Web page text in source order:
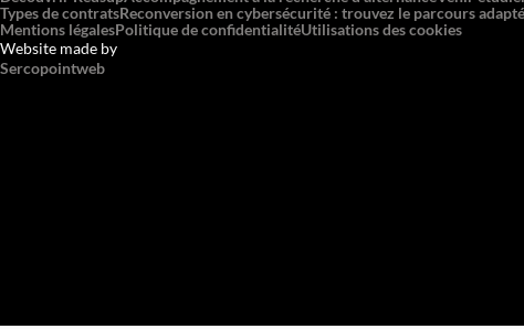
Types de contratsReconversion en cybersécurité : trouvez le parcours
Mentions légalesPolitique de confidentialitéUtilisations des cookies
Website made by
Sercopointweb